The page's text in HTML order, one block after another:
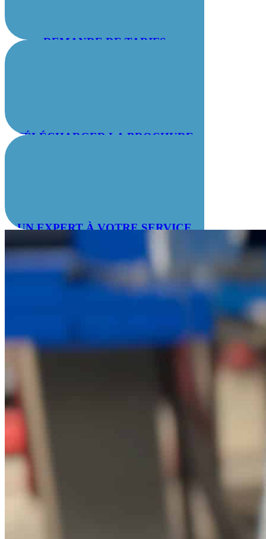
DEMANDE DE TARIFS
TÉLÉCHARGER LA BROCHURE
UN EXPERT À VOTRE SERVICE